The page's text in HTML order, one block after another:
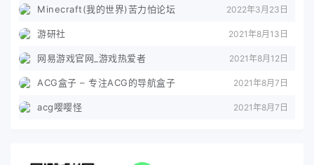
Minecraft(我的世界)苦力怕论坛 2022年3月23日
游研社 2021年8月13日
网易游戏官网_游戏热爱者 2021年8月12日
ACG盒子 – 专注ACG的导航盒子 2021年8月7日
acg嘤嘤怪 2021年8月7日